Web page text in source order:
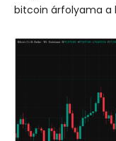
bitcoin árfolyama a